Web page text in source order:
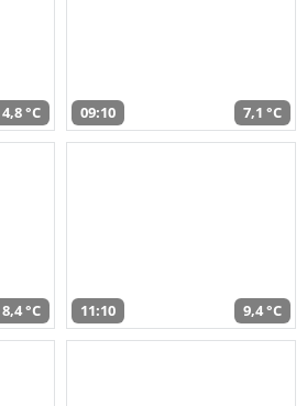
4,8 °C 09:10 7,1 °C
8,4 °C 11:10 9,4 °C